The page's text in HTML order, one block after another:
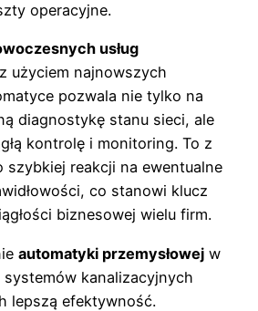
operacyjne.
usług
z użyciem najnowszych
pozwala nie tylko na
diagnostykę stanu sieci, ale
kontrolę i monitoring. To z
szybkiej reakcji na ewentualne
co stanowi klucz
biznesowej wielu firm.
automatyki przemysłowej w
kanalizacyjnych
lepszą efektywność.